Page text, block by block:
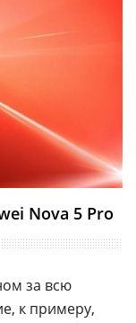
Nova 5 Pro
за всю
к примеру,